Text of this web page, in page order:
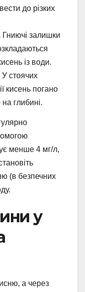
до різких
Гниючі залишки
із води.
У стоячих
кисень погано
глибині.
менше 4 мг/л,
(в безпечних
у
а через